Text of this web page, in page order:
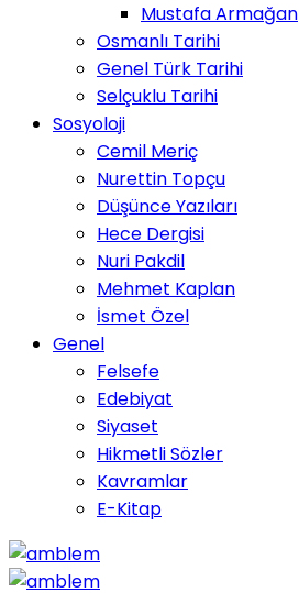
Mustafa Armağan
Osmanlı Tarihi
Genel Türk Tarihi
Selçuklu Tarihi
Sosyoloji
Cemil Meriç
Nurettin Topçu
Düşünce Yazıları
Hece Dergisi
Nuri Pakdil
Mehmet Kaplan
İsmet Özel
Genel
Felsefe
Edebiyat
Siyaset
Hikmetli Sözler
Kavramlar
E-Kitap